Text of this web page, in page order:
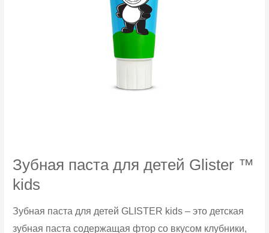
Зубная паста для детей Glister ™
kids
Зубная паста для детей GLISTER kids – это детская
зубная паста содержащая фтор со вкусом клубники,